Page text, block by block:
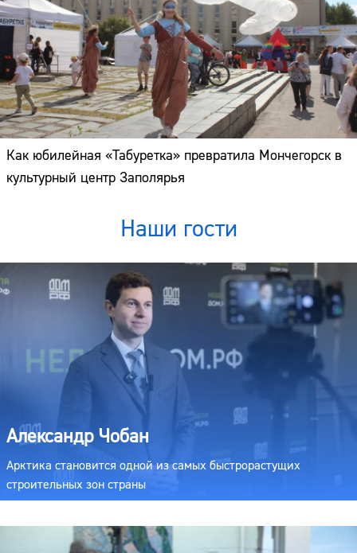
Как юбилейная «Табуретка» превратила Мончегорск в
культурный центр Заполярья
Наши гости
Александр Чобан
Арктика становится одной из самых быстрорастущих
строительных зон страны